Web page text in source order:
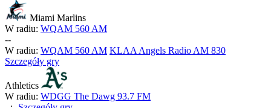
Miami Marlins
W radiu: WQAM 560 AM
--
W radiu: WQAM 560 AM KLAA Angels Radio AM 830
Szczegóły gry
Athletics
W radiu: WDGG The Dawg 93.7 FM